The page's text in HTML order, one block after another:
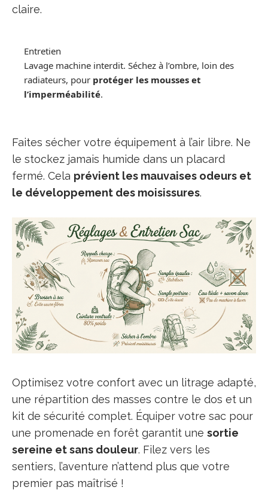
claire.
Entretien
Lavage machine interdit. Séchez à l’ombre, loin des
radiateurs, pour protéger les mousses et
l’imperméabilité.
Faites sécher votre équipement à l’air libre. Ne
le stockez jamais humide dans un placard
fermé. Cela prévient les mauvaises odeurs et
le développement des moisissures.
Optimisez votre confort avec un litrage adapté,
une répartition des masses contre le dos et un
kit de sécurité complet. Équiper votre sac pour
une promenade en forêt garantit une sortie
sereine et sans douleur. Filez vers les
sentiers, l’aventure n’attend plus que votre
premier pas maîtrisé !